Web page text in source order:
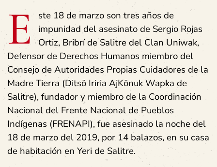
E
ste 18 de marzo son tres años de
impunidad del asesinato de Sergio Rojas
Ortiz, Bribrí de Salitre del Clan Uniwak,
Defensor de Derechos Humanos miembro del
Consejo de Autoridades Propias Cuidadores de la
Madre Tierra (Ditsö Iriria AjKönuk Wapka de
Salitre), fundador y miembro de la Coordinación
Nacional del Frente Nacional de Pueblos
Indígenas (FRENAPI), fue asesinado la noche del
18 de marzo del 2019, por 14 balazos, en su casa
de habitación en Yeri de Salitre.